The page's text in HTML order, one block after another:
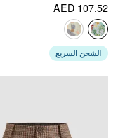
AED 107.52
الشحن السريع